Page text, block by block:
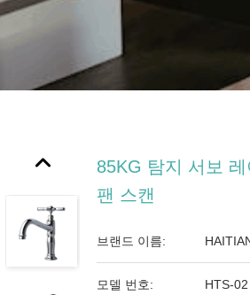
85KG 탐지 서보
팬 스캔
브랜드 이름:
모델 번호: HTS-02